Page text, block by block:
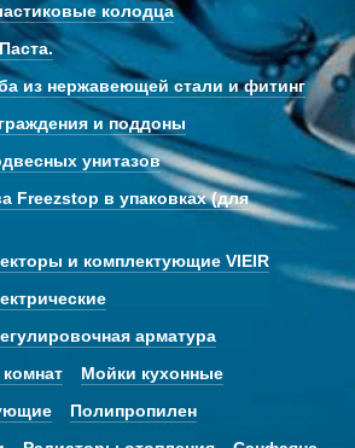
колодца
из нержавеющей стали и фитинг
и поддоны
унитазов
Freezstop в упаковках (для
и комплектующие VIEIR
арматура
Мойки кухонные
Полипропилен